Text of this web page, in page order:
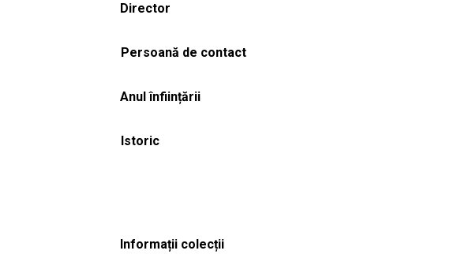
Director
Persoană de contact
Anul înființării
Istoric
Informații colecții